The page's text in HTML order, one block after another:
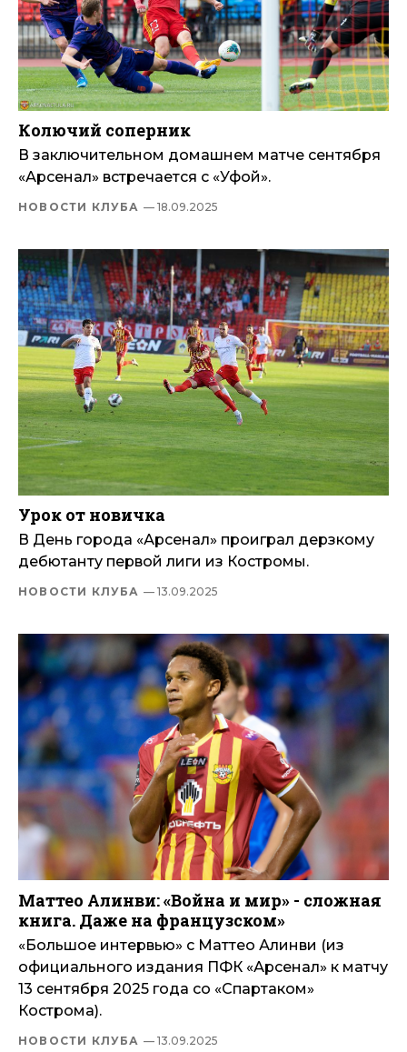
Колючий соперник
В заключительном домашнем матче сентября
«Арсенал» встречается с «Уфой».
НОВОСТИ КЛУБА — 18.09.2025
Урок от новичка
В День города «Арсенал» проиграл дерзкому
дебютанту первой лиги из Костромы.
НОВОСТИ КЛУБА — 13.09.2025
Маттео Алинви: «Война и мир» - сложная
книга. Даже на французском»
«Большое интервью» с Маттео Алинви (из
официального издания ПФК «Арсенал» к матчу
13 сентября 2025 года со «Спартаком»
Кострома).
НОВОСТИ КЛУБА — 13.09.2025